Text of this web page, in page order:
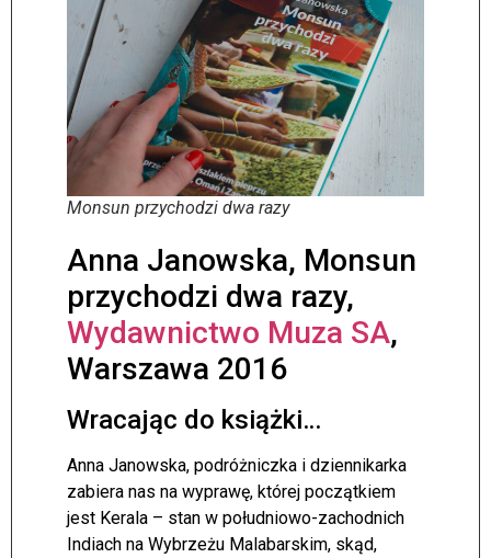
Monsun przychodzi dwa razy
Anna Janowska, Monsun
przychodzi dwa razy,
Wydawnictwo Muza SA,
Warszawa 2016
Wracając do książki…
Anna Janowska, podróżniczka i dziennikarka
zabiera nas na wyprawę, której początkiem
jest Kerala – stan w południowo-zachodnich
Indiach na Wybrzeżu Malabarskim, skąd,